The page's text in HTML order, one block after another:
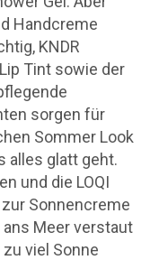
Handcreme
KNDR
Tint sowie der
sorgen für
Sommer Look
alles glatt geht.
und die LOQI
Sonnencreme
Meer verstaut
viel Sonne